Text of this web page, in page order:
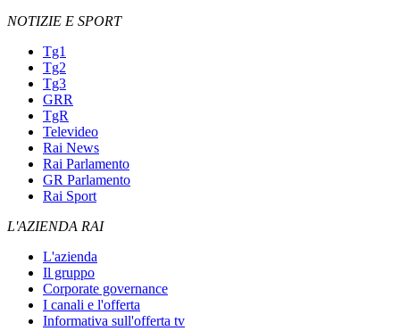
NOTIZIE E SPORT
Tg1
Tg2
Tg3
GRR
TgR
Televideo
Rai News
Rai Parlamento
GR Parlamento
Rai Sport
L'AZIENDA RAI
L'azienda
Il gruppo
Corporate governance
I canali e l'offerta
Informativa sull'offerta tv